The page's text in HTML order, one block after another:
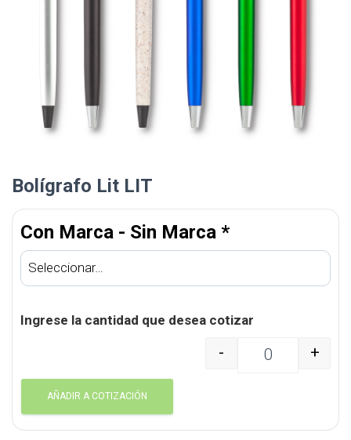
Bolígrafo Lit LIT
Con Marca - Sin Marca *
Ingrese la cantidad que desea cotizar
Bolígrafo Lit LIT
- +
AÑADIR A COTIZACIÓN